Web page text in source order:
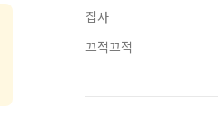
집사
끄적끄적